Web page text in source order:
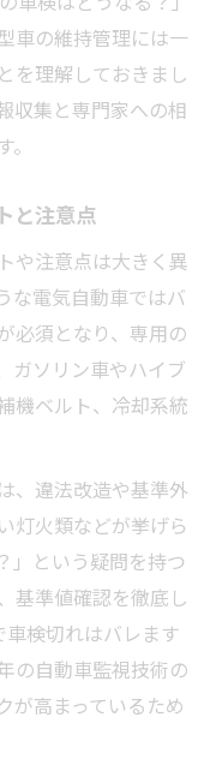
車の維持管理には一
を理解しておきまし
収集と専門家への相
と注意点
や注意点は大きく異
な電気自動車ではバ
必須となり、専用の
ガソリン車やハイブ
機ベルト、冷却系統
、違法改造や基準外
灯火類などが挙げら
」という疑問を持つ
基準値確認を徹底し
車検切れはバレます
の自動車監視技術の
が高まっているため